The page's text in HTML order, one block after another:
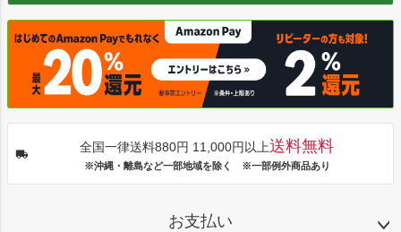
全国一律送料880円 11,000円以上送料無料
※沖縄・離島など一部地域を除く ※一部例外商品あり
お支払い